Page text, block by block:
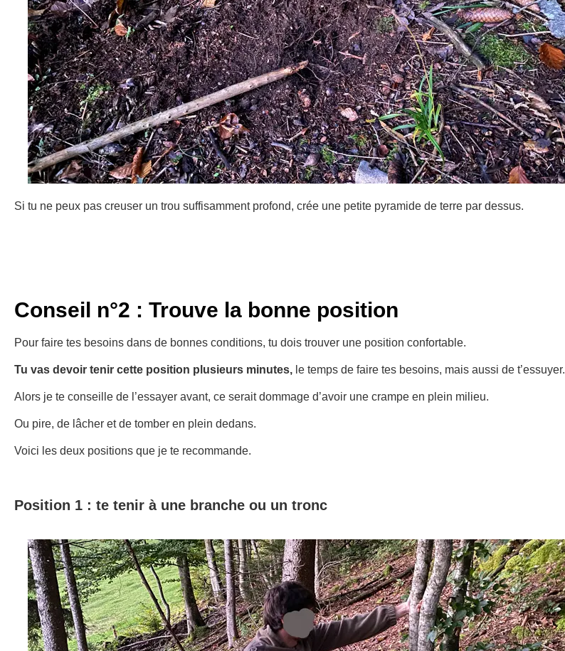
Si tu ne peux pas creuser un trou suffisamment profond, crée une petite pyramide de terre par dessus.
Conseil n°2 : Trouve la bonne position
Pour faire tes besoins dans de bonnes conditions, tu dois trouver une position confortable.
Tu vas devoir tenir cette position plusieurs minutes, le temps de faire tes besoins, mais aussi de t’essuyer.
Alors je te conseille de l’essayer avant, ce serait dommage d’avoir une crampe en plein milieu.
Ou pire, de lâcher et de tomber en plein dedans.
Voici les deux positions que je te recommande.
Position 1 : te tenir à une branche ou un tronc